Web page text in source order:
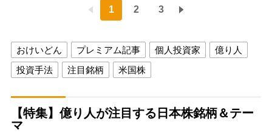
1 2 3
おけいどん プレミアム記事 個人投資家
億り人
投資手法
注目銘柄 米国株
【特集】億り人が注目する日本株銘柄＆テー
マ